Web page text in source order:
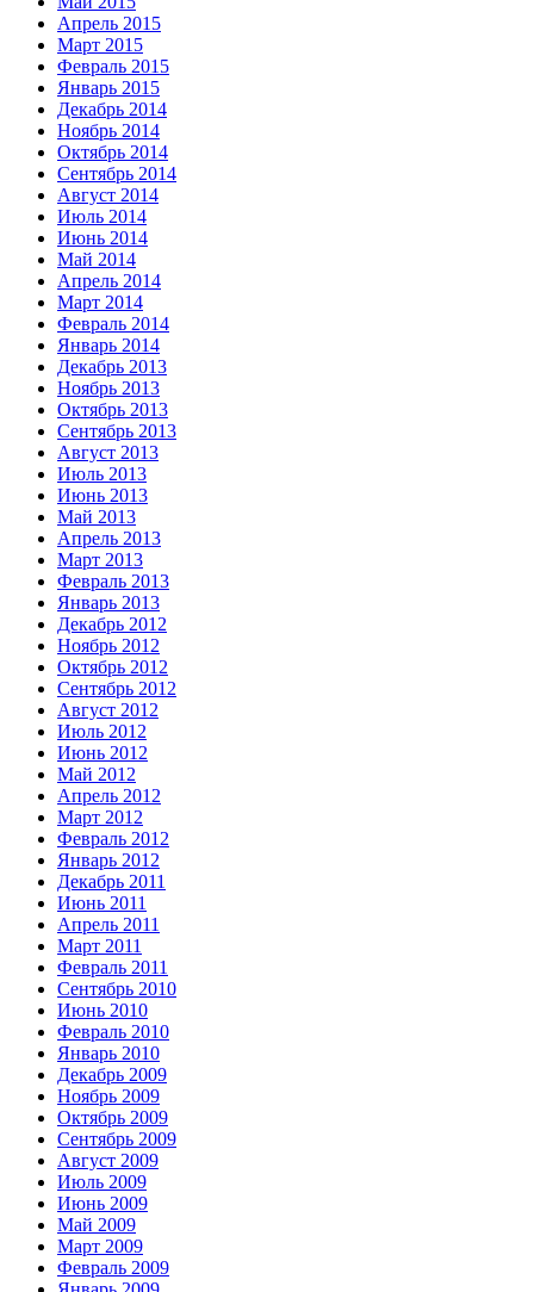
Апрель 2015
Март 2015
Февраль 2015
Январь 2015
Декабрь 2014
Ноябрь 2014
Октябрь 2014
Сентябрь 2014
Август 2014
Июль 2014
Июнь 2014
Май 2014
Апрель 2014
Март 2014
Февраль 2014
Январь 2014
Декабрь 2013
Ноябрь 2013
Октябрь 2013
Сентябрь 2013
Август 2013
Июль 2013
Июнь 2013
Май 2013
Апрель 2013
Март 2013
Февраль 2013
Январь 2013
Декабрь 2012
Ноябрь 2012
Октябрь 2012
Сентябрь 2012
Август 2012
Июль 2012
Июнь 2012
Май 2012
Апрель 2012
Март 2012
Февраль 2012
Январь 2012
Декабрь 2011
Июнь 2011
Апрель 2011
Март 2011
Февраль 2011
Сентябрь 2010
Июнь 2010
Февраль 2010
Январь 2010
Декабрь 2009
Ноябрь 2009
Октябрь 2009
Сентябрь 2009
Август 2009
Июль 2009
Июнь 2009
Май 2009
Март 2009
Февраль 2009